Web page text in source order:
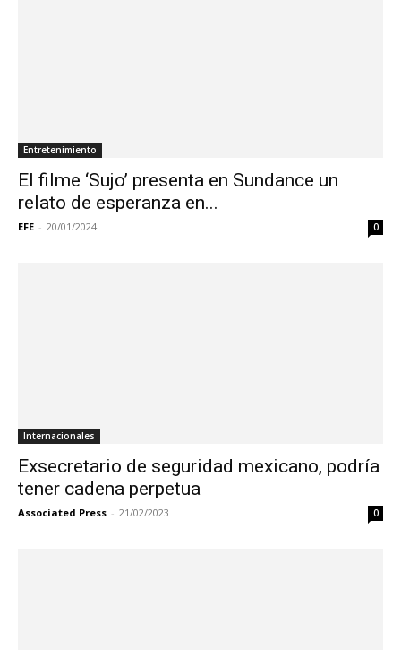
Entretenimiento
El filme ‘Sujo’ presenta en Sundance un
relato de esperanza en...
EFE - 20/01/2024 0
Internacionales
Exsecretario de seguridad mexicano, podría
tener cadena perpetua
Associated Press - 21/02/2023 0